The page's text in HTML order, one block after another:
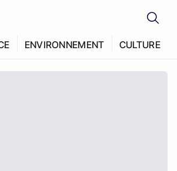
ENVIRONNEMENT CULTURE